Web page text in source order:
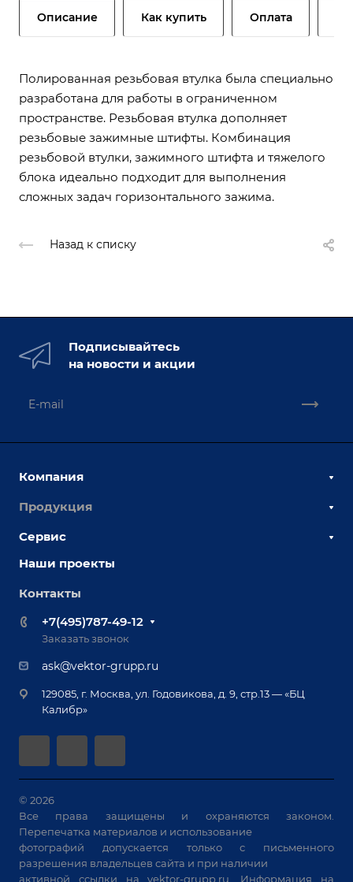
Описание Как купить Оплата
Полированная резьбовая втулка была специально
разработана для работы в ограниченном
пространстве. Резьбовая втулка дополняет
резьбовые зажимные штифты. Комбинация
резьбовой втулки, зажимного штифта и тяжелого
блока идеально подходит для выполнения
сложных задач горизонтального зажима.
Назад к списку
Подписывайтесь
на новости и акции
Компания
О компании
Выставки и мероприятия
Вопрос ответ
Реквизиты
Документы
Продукция
Сборочно-сварочные столы
Оснастка для сварочных столов
Оборудование для приварки крепежа
Приварной крепеж
Специализированные решения для сварки
Позиционеры и вращатели
Машины контактной сварки
Универсальные зажимы
Системы аспирации
Станки лазерной резки
Сервис
Сервисное обслуживание
Обучение
Лизинг
Гарантия
автоматизации
Наши проекты
Контакты
+7(495)787-49-12
Заказать звонок
ask@vektor-grupp.ru
129085, г. Москва, ул. Годовикова, д. 9, стр.13 — «БЦ
Калибр»
© 2026
Все права защищены и охраняются законом.
Перепечатка материалов и использование
фотографий допускается только с письменного
разрешения владельцев сайта и при наличии
активной ссылки наvektor-grupp.ru . Информация на